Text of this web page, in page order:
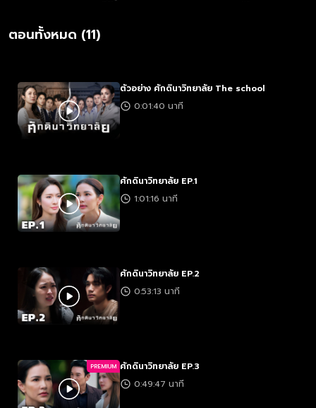
ตอนทั้งหมด (11)
ตัวอย่าง ศักดินาวิทยาลัย The school
0:01:40 นาที
ศักดินาวิทยาลัย EP.1
1:01:16 นาที
ศักดินาวิทยาลัย EP.2
0:53:13 นาที
PREMIUM ศักดินาวิทยาลัย EP.3
0:49:47 นาที